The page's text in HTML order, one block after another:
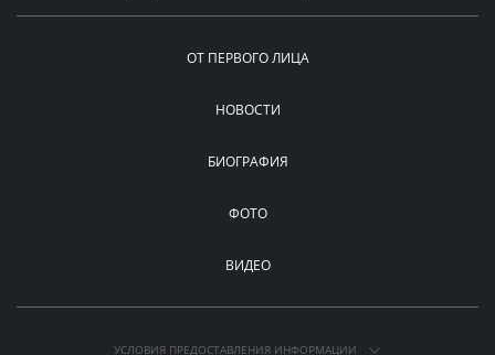
ОТ ПЕРВОГО ЛИЦА
НОВОСТИ
БИОГРАФИЯ
ФОТО
ВИДЕО
УСЛОВИЯ ПРЕДОСТАВЛЕНИЯ ИНФОРМАЦИИ